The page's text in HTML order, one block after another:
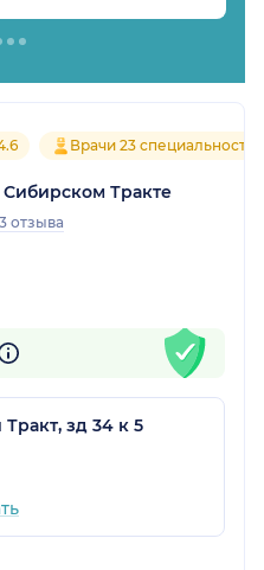
Врачи 23 специальностей
Сибирском Тракте
отзыва
зд 34 к 5